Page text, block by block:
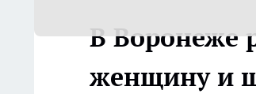
В Воронеже
женщину и